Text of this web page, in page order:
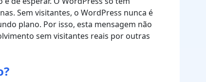
Sem visitantes, o WordPress nunca é
plano. Por isso, esta mensagem não
sem visitantes reais por outras